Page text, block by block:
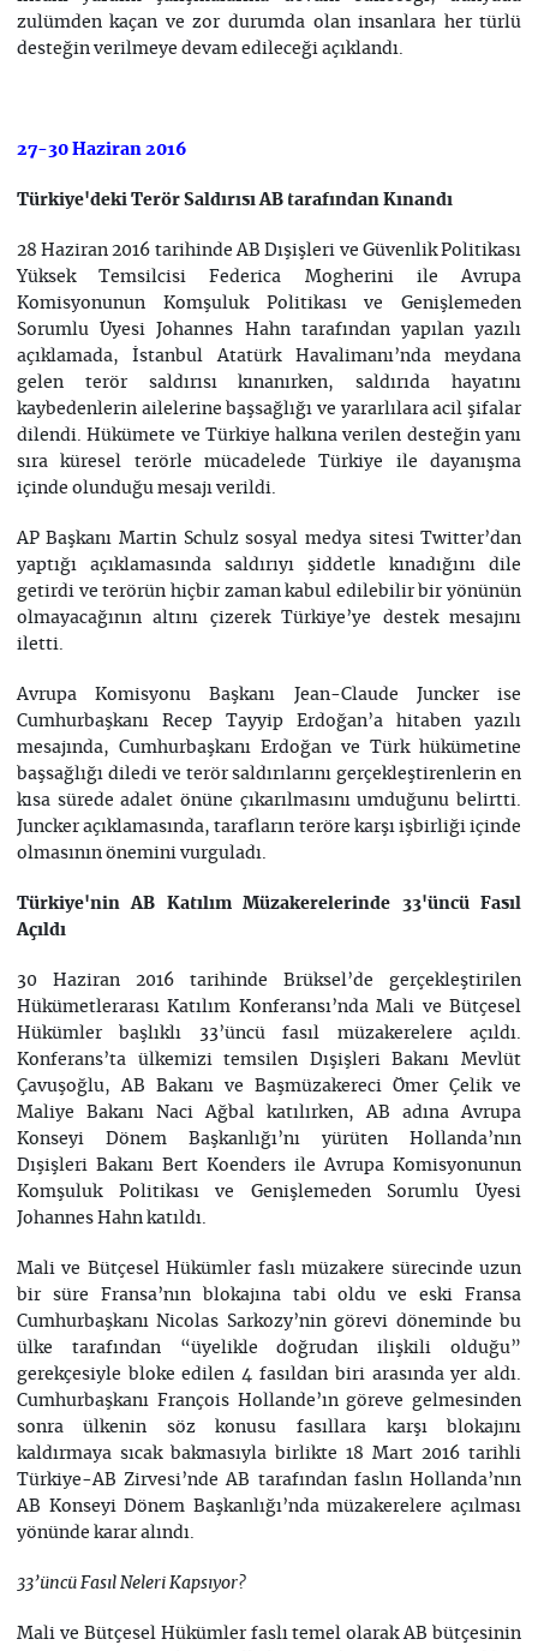
zulümden kaçan ve zor durumda olan insanlara her türlü
desteğin verilmeye devam edileceği açıklandı.
27-30 Haziran 2016
Türkiye'deki Terör Saldırısı AB tarafından Kınandı
28 Haziran 2016 tarihinde AB Dışişleri ve Güvenlik Politikası
Yüksek Temsilcisi Federica Mogherini ile Avrupa
Komisyonunun Komşuluk Politikası ve Genişlemeden
Sorumlu Üyesi Johannes Hahn tarafından yapılan yazılı
açıklamada, İstanbul Atatürk Havalimanı’nda meydana
gelen terör saldırısı kınanırken, saldırıda hayatını
kaybedenlerin ailelerine başsağlığı ve yararlılara acil şifalar
dilendi. Hükümete ve Türkiye halkına verilen desteğin yanı
sıra küresel terörle mücadelede Türkiye ile dayanışma
içinde olunduğu mesajı verildi.
AP Başkanı Martin Schulz sosyal medya sitesi Twitter’dan
yaptığı açıklamasında saldırıyı şiddetle kınadığını dile
getirdi ve terörün hiçbir zaman kabul edilebilir bir yönünün
olmayacağının altını çizerek Türkiye’ye destek mesajını
iletti.
Avrupa Komisyonu Başkanı Jean-Claude Juncker ise
Cumhurbaşkanı Recep Tayyip Erdoğan’a hitaben yazılı
mesajında, Cumhurbaşkanı Erdoğan ve Türk hükümetine
başsağlığı diledi ve terör saldırılarını gerçekleştirenlerin en
kısa sürede adalet önüne çıkarılmasını umduğunu belirtti.
Juncker açıklamasında, tarafların teröre karşı işbirliği içinde
olmasının önemini vurguladı.
Türkiye'nin AB Katılım Müzakerelerinde 33'üncü Fasıl
Açıldı
30 Haziran 2016 tarihinde Brüksel’de gerçekleştirilen
Hükümetlerarası Katılım Konferansı’nda Mali ve Bütçesel
Hükümler başlıklı 33’üncü fasıl müzakerelere açıldı.
Konferans’ta ülkemizi temsilen Dışişleri Bakanı Mevlüt
Çavuşoğlu, AB Bakanı ve Başmüzakereci Ömer Çelik ve
Maliye Bakanı Naci Ağbal katılırken, AB adına Avrupa
Konseyi Dönem Başkanlığı’nı yürüten Hollanda’nın
Dışişleri Bakanı Bert Koenders ile Avrupa Komisyonunun
Komşuluk Politikası ve Genişlemeden Sorumlu Üyesi
Johannes Hahn katıldı.
Mali ve Bütçesel Hükümler faslı müzakere sürecinde uzun
bir süre Fransa’nın blokajına tabi oldu ve eski Fransa
Cumhurbaşkanı Nicolas Sarkozy’nin görevi döneminde bu
ülke tarafından “üyelikle doğrudan ilişkili olduğu”
gerekçesiyle bloke edilen 4 fasıldan biri arasında yer aldı.
Cumhurbaşkanı François Hollande’ın göreve gelmesinden
sonra ülkenin söz konusu fasıllara karşı blokajını
kaldırmaya sıcak bakmasıyla birlikte 18 Mart 2016 tarihli
Türkiye-AB Zirvesi’nde AB tarafından faslın Hollanda’nın
AB Konseyi Dönem Başkanlığı’nda müzakerelere açılması
yönünde karar alındı.
33’üncü Fasıl Neleri Kapsıyor?
Mali ve Bütçesel Hükümler faslı temel olarak AB bütçesinin